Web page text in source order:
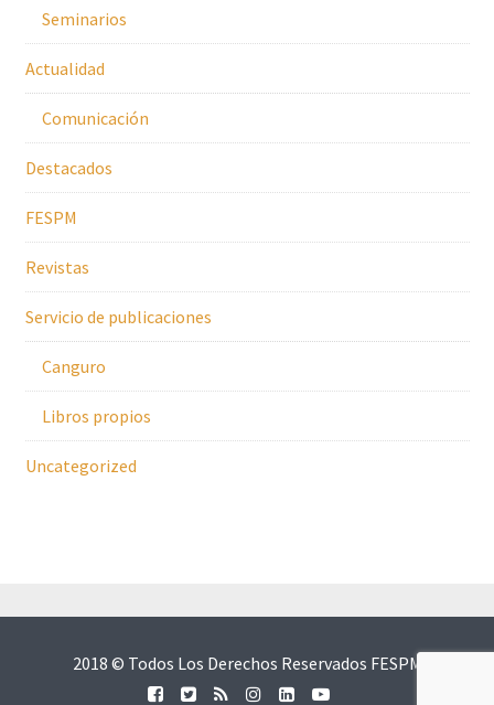
Seminarios
Actualidad
Comunicación
Destacados
FESPM
Revistas
Servicio de publicaciones
Canguro
Libros propios
Uncategorized
2018 © Todos Los Derechos Reservados FESPM